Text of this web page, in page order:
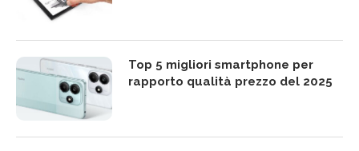
Top 5 migliori smartphone per
rapporto qualità prezzo del 2025